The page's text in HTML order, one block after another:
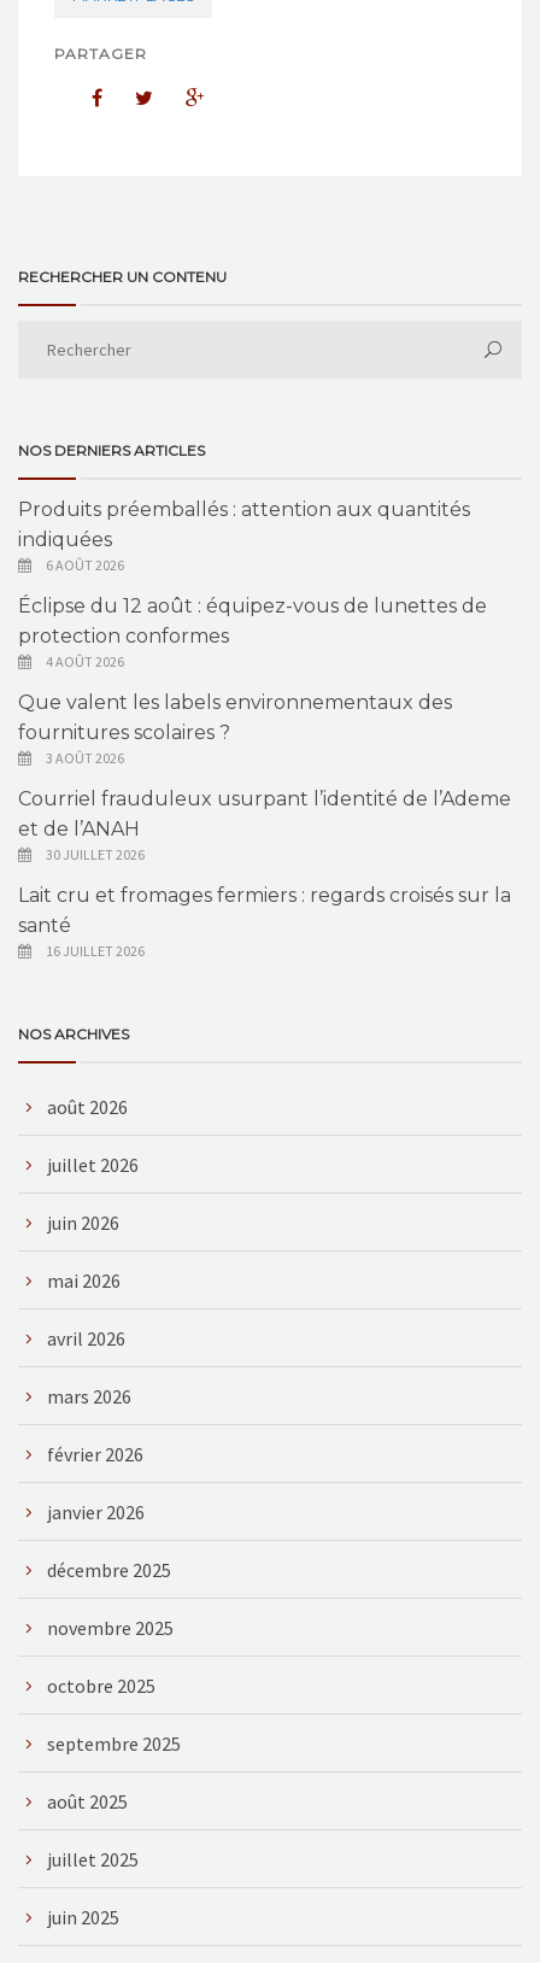
PARTAGER
RECHERCHER UN CONTENU
NOS DERNIERS ARTICLES
Produits préemballés : attention aux quantités
indiquées
6 AOÛT 2026
Éclipse du 12 août : équipez-vous de lunettes de
protection conformes
4 AOÛT 2026
Que valent les labels environnementaux des
fournitures scolaires ?
3 AOÛT 2026
Courriel frauduleux usurpant l’identité de l’Ademe
et de l’ANAH
30 JUILLET 2026
Lait cru et fromages fermiers : regards croisés sur la
santé
16 JUILLET 2026
NOS ARCHIVES
août 2026
juillet 2026
juin 2026
mai 2026
avril 2026
mars 2026
février 2026
janvier 2026
décembre 2025
novembre 2025
octobre 2025
septembre 2025
août 2025
juillet 2025
juin 2025